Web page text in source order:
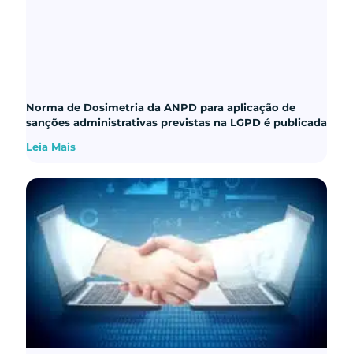
Norma de Dosimetria da ANPD para aplicação de
sanções administrativas previstas na LGPD é publicada
Leia Mais